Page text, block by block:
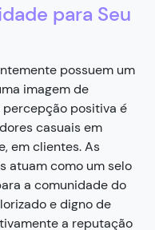
para Seu
possuem um
imagem de
positiva é
casuais em
em clientes. As
atuam como um selo
a comunidade do
e digno de
a reputação